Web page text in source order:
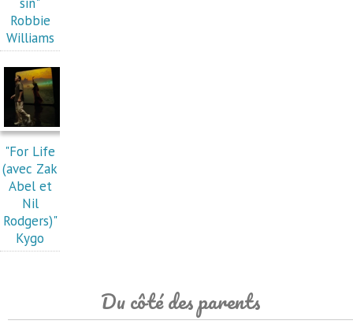
Robbie
Williams
"For Life
(avec Zak
Abel et
Nil
Rodgers)"
Kygo
Du côté des parents